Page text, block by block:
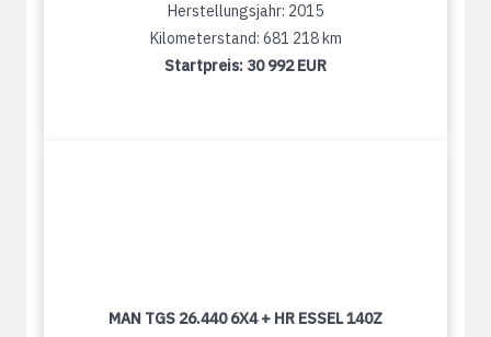
Herstellungsjahr: 2015
Kilometerstand: 681 218 km
Startpreis: 30 992 EUR
MAN TGS 26.440 6X4 + HR ESSEL 140Z